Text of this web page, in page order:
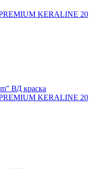
KERALINE 20
KERALINE 20